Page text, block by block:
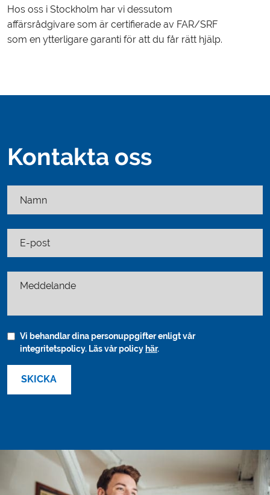
Hos oss i Stockholm har vi dessutom
affärsrådgivare som är certifierade av FAR/SRF
som en ytterligare garanti för att du får rätt hjälp.
Kontakta oss
Namn
E-post
Vi behandlar dina personuppgifter enligt vår
integritetspolicy. Läs vår policyhär.